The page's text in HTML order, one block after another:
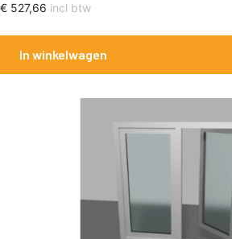
€ 527,66 incl btw
In winkelwagen